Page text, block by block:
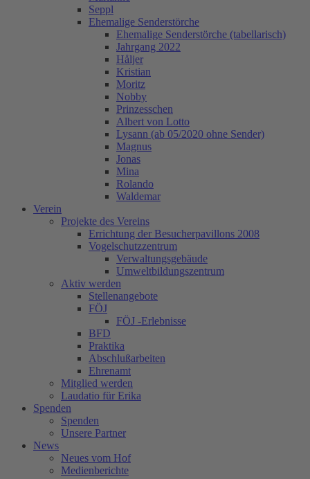
Seppl
Ehemalige Senderstörche
Ehemalige Senderstörche (tabellarisch)
Jahrgang 2022
Håljer
Kristian
Moritz
Nobby
Prinzesschen
Albert von Lotto
Lysann (ab 05/2020 ohne Sender)
Magnus
Jonas
Mina
Rolando
Waldemar
Verein
Projekte des Vereins
Errichtung der Besucherpavillons 2008
Vogelschutzzentrum
Verwaltungsgebäude
Umweltbildungszentrum
Aktiv werden
Stellenangebote
FÖJ
FÖJ -Erlebnisse
BFD
Praktika
Abschlußarbeiten
Ehrenamt
Mitglied werden
Laudatio für Erika
Spenden
Spenden
Unsere Partner
News
Neues vom Hof
Medienberichte